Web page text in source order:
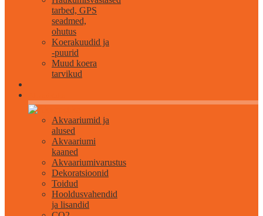
tarbed, GPS
seadmed,
ohutus
Koerakuudid ja
-puurid
Muud koera
tarvikud
Akvaariumid ja
alused
Akvaariumi
kaaned
Akvaariumivarustus
Dekoratsioonid
Toidud
Hooldusvahendid
ja lisandid